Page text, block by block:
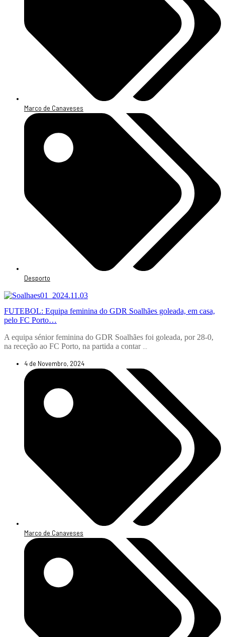
Marco de Canaveses
Desporto
FUTEBOL: Equipa feminina do GDR Soalhães goleada, em casa,
pelo FC Porto…
A equipa sénior feminina do GDR Soalhães foi goleada, por 28-0,
na receção ao FC Porto, na partida a contar
4 de Novembro, 2024
Marco de Canaveses